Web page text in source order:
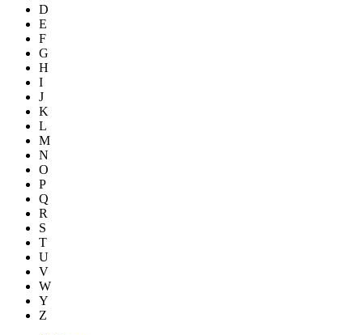
D
E
F
G
H
I
J
K
L
M
N
O
P
Q
R
S
T
U
V
W
Y
Z